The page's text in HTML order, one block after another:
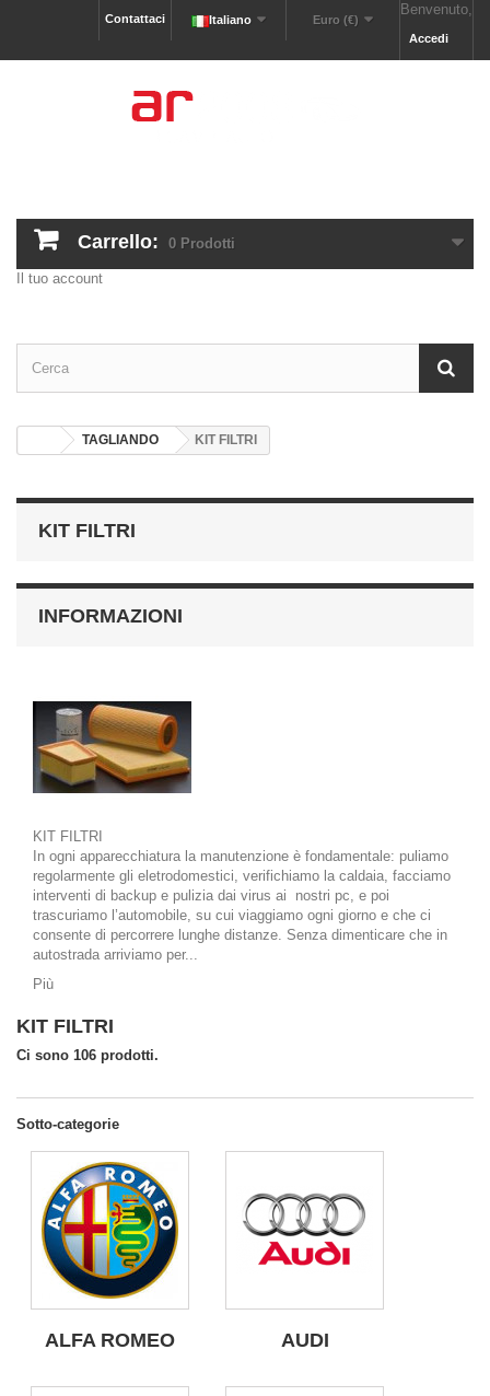
Benvenuto,
Accedi
Euro (€)
Italiano
Contattaci
Carrello: 0 Prodotti
Il tuo account
TAGLIANDO KIT FILTRI
KIT FILTRI
INFORMAZIONI
KIT FILTRI
In ogni apparecchiatura la manutenzione è fondamentale: puliamo
regolarmente gli eletrodomestici, verifichiamo la caldaia, facciamo
interventi di backup e pulizia dai virus ai nostri pc, e poi
trascuriamo l’automobile, su cui viaggiamo ogni giorno e che ci
consente di percorrere lunghe distanze. Senza dimenticare che in
autostrada arriviamo per...
Più
KIT FILTRI
Ci sono 106 prodotti.
Sotto-categorie
ALFA ROMEO AUDI